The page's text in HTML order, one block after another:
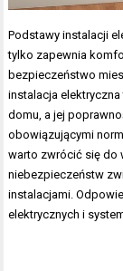
Podstawy instalacji
tylko zapewnia
bezpieczeństwo
instalacja
domu, a jej
obowiązującymi
warto zwrócić się do
niebezpieczeństw
instalacjami.
elektrycznych i